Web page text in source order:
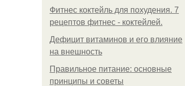
Фитнес коктейль для похудения. 7
рецептов фитнес - коктейлей.
Дефицит витаминов и его влияние
на внешность
Правильное питание: основные
принципы и советы